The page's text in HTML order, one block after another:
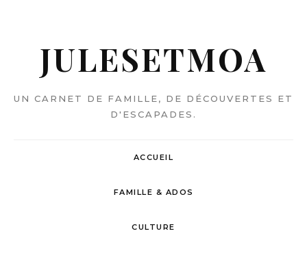
JULESETMOA
UN CARNET DE FAMILLE, DE DÉCOUVERTES ET
D'ESCAPADES.
ACCUEIL
FAMILLE & ADOS
CULTURE